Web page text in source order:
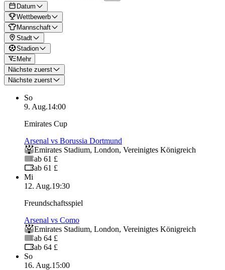
Datum
Wettbewerb
Mannschaft
Stadt
Stadion
Mehr
Nächste zuerst
Nächste zuerst
So
9. Aug.14:00
Emirates Cup
Arsenal vs Borussia Dortmund
Emirates Stadium, London, Vereinigtes Königreich
ab 61 £
ab 61 £
Mi
12. Aug.19:30
Freundschaftsspiel
Arsenal vs Como
Emirates Stadium, London, Vereinigtes Königreich
ab 64 £
ab 64 £
So
16. Aug.15:00